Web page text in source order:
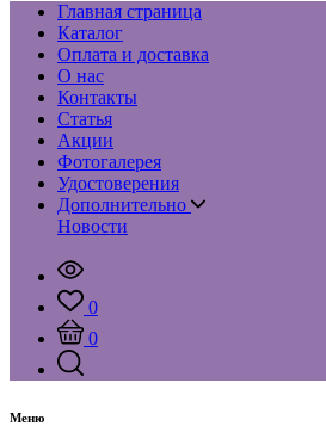
Главная страница
Каталог
Оплата и доставка
О нас
Контакты
Статья
Акции
Фотогалерея
Удостоверения
Дополнительно
Новости
0
0
Меню